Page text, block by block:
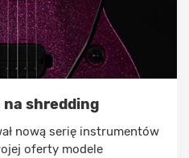
shredding
nową serię instrumentów
oferty modele